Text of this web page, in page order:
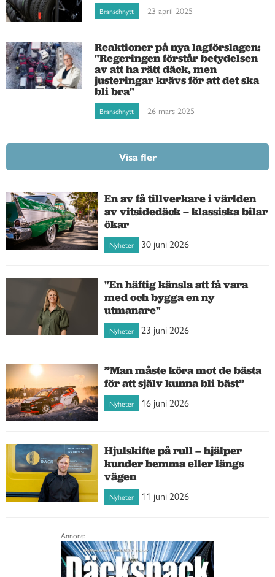
Branschnytt 23 april 2025
Reaktioner på nya lagförslagen:
"Regeringen förstår betydelsen
av att ha rätt däck, men
justeringar krävs för att det ska
bli bra"
Branschnytt 26 mars 2025
Visa fler
En av få tillverkare i världen
av vitsidedäck – klassiska bilar
ökar
Nyheter 30 juni 2026
"En häftig känsla att få vara
med och bygga en ny
utmanare"
Nyheter 23 juni 2026
”Man måste köra mot de bästa
för att själv kunna bli bäst”
Nyheter 16 juni 2026
Hjulskifte på rull – hjälper
kunder hemma eller längs
vägen
Nyheter 11 juni 2026
Annons: